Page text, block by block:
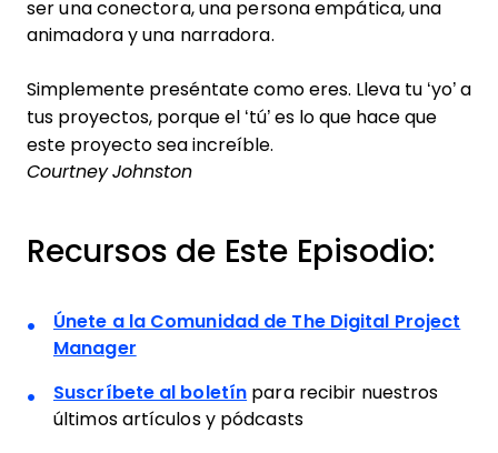
ser una conectora, una persona empática, una
animadora y una narradora.
Simplemente preséntate como eres. Lleva tu ‘yo’ a
tus proyectos, porque el ‘tú’ es lo que hace que
este proyecto sea increíble.
Courtney Johnston
Recursos de Este Episodio:
Únete a la Comunidad de The Digital Project
Manager
Suscríbete al boletín para recibir nuestros
últimos artículos y pódcasts